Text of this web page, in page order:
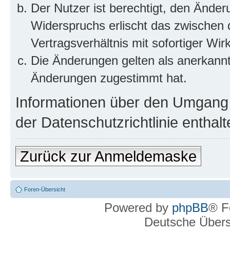
Der Nutzer ist berechtigt, den
Widerspruchs erlischt das
Vertragsverhältnis mit sofortiger
Die Änderungen gelten als
Änderungen zugestimmt hat.
Informationen über den
der Datenschutzrichtlinie
Zurück zur Anmeldemaske
Foren-Übersicht
Powered by phpBB®
Deutsche